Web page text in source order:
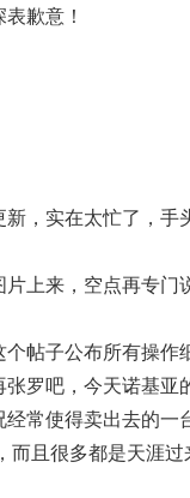
歉意！
实在太忙了，手
来，空点再专门说
子公布所有操作
罗吧，今天诺基亚
常使得卖出去的
且很多都是天涯